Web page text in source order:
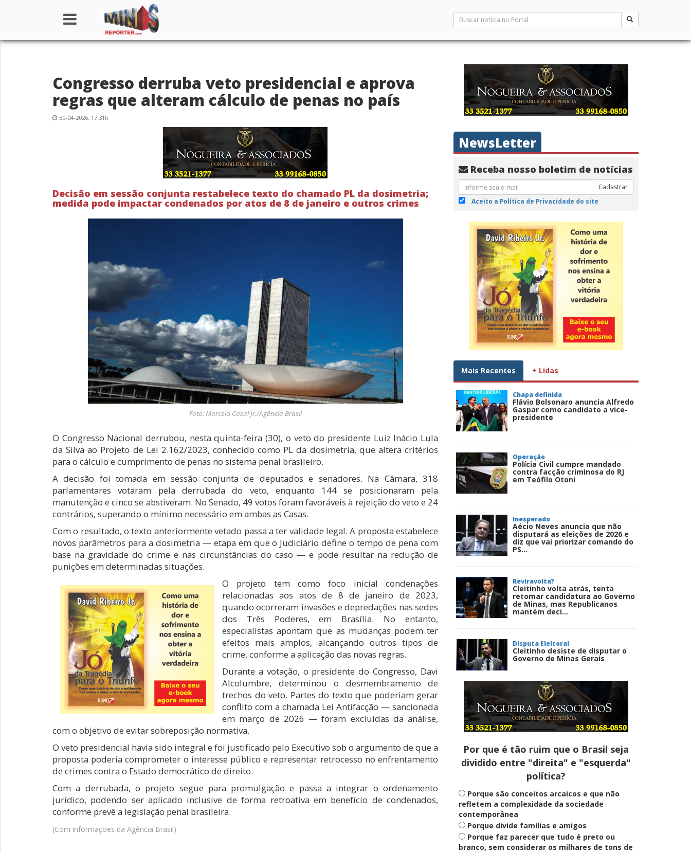
Institucional
Colunistas
Congresso derruba veto presidencial e aprova
regras que alteram cálculo de penas no país
30-04-2026, 17:31h
Decisão em sessão conjunta restabelece texto do chamado PL da dosimetria;
medida pode impactar condenados por atos de 8 de janeiro e outros crimes
Foto: Marcelo Casal Jr./Agência Brasil
O Congresso Nacional derrubou, nesta quinta-feira (30), o veto do presidente Luiz Inácio Lula
da Silva ao Projeto de Lei 2.162/2023, conhecido como PL da dosimetria, que altera critérios
para o cálculo e cumprimento de penas no sistema penal brasileiro.
A decisão foi tomada em sessão conjunta de deputados e senadores. Na Câmara, 318
parlamentares votaram pela derrubada do veto, enquanto 144 se posicionaram pela
manutenção e cinco se abstiveram. No Senado, 49 votos foram favoráveis à rejeição do veto e 24
contrários, superando o mínimo necessário em ambas as Casas.
Com o resultado, o texto anteriormente vetado passa a ter validade legal. A proposta estabelece
novos parâmetros para a dosimetria — etapa em que o Judiciário define o tempo de pena com
base na gravidade do crime e nas circunstâncias do caso — e pode resultar na redução de
punições em determinadas situações.
O projeto tem como foco inicial condenações
relacionadas aos atos de 8 de janeiro de 2023,
quando ocorreram invasões e depredações nas sedes
dos Três Poderes, em Brasília. No entanto,
especialistas apontam que as mudanças podem ter
efeitos mais amplos, alcançando outros tipos de
crime, conforme a aplicação das novas regras.
Durante a votação, o presidente do Congresso, Davi
Alcolumbre, determinou o desmembramento de
trechos do veto. Partes do texto que poderiam gerar
conflito com a chamada Lei Antifacção — sancionada
em março de 2026 — foram excluídas da análise,
com o objetivo de evitar sobreposição normativa.
O veto presidencial havia sido integral e foi justificado pelo Executivo sob o argumento de que a
proposta poderia comprometer o interesse público e representar retrocesso no enfrentamento
de crimes contra o Estado democrático de direito.
Com a derrubada, o projeto segue para promulgação e passa a integrar o ordenamento
jurídico, podendo ser aplicado inclusive de forma retroativa em benefício de condenados,
conforme prevê a legislação penal brasileira.
(Com informações da Agência Brasil)
NewsLetter
Receba nosso boletim de notícias
Cadastrar
Aceito a Política de Privacidade do site
Mais Recentes + Lidas
Chapa definida
Flávio Bolsonaro anuncia Alfredo
Gaspar como candidato a vice-
presidente
Operação
Polícia Civil cumpre mandado
contra facção criminosa do RJ
em Teófilo Otoni
Inesperado
Aécio Neves anuncia que não
disputará as eleições de 2026 e
diz que vai priorizar comando do
PS...
Reviravolta?
Cleitinho volta atrás, tenta
retomar candidatura ao Governo
de Minas, mas Republicanos
mantém deci...
Disputa Eleitoral
Cleitinho desiste de disputar o
Governo de Minas Gerais
Entenda
Pix Pensão Alimentícia: entenda
o que é e como solicitar
Saúde Mental
Plataforma oferece escuta em
saúde mental para jovens no SUS
Digital
Definido
PT lança Patrus Ananias como
candidato ao governo de Minas
Por que é tão ruim que o Brasil seja
dividido entre "direita" e "esquerda"
política?
Porque são conceitos arcaicos e que não
refletem a complexidade da sociedade
contemporânea
Porque divide famílias e amigos
Porque faz parecer que tudo é preto ou
branco, sem considerar os milhares de tons de